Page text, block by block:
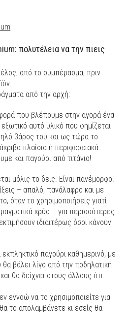
πολυτέλεια να την πιεις
από το συμπέρασμα, πριν
από την αρχή:
που βλέπουμε στην αγορά ένα
αυτό υλικό που φημίζεται
βάρος του και ως τώρα το
πλαίσια ή περιφερειακά.
και παγούρι από τιτάνιο!
μόλις το δεις. Είναι πανέμορφο.
– απαλό, πανάλαφρο και με
όταν το χρησιμοποιήσεις γιατί
κρύο – για περισσότερες
ιδιαιτέρως όσοι κάνουν
παγούρι καθημερινό, με
βάλει λίγο από την ποδηλατική
θα δείχνει στους άλλους ότι…
εννοώ να το χρησιμοποιείτε για
το απολαμβάνετε κι εσείς θα